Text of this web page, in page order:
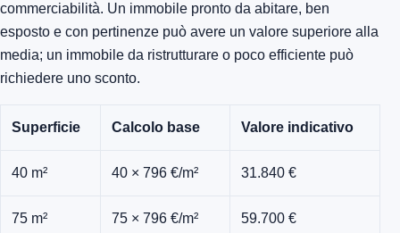
commerciabilità. Un immobile pronto da abitare, ben
esposto e con pertinenze può avere un valore superiore alla
media; un immobile da ristrutturare o poco efficiente può
richiedere uno sconto.
Superficie Calcolo base Valore indicativo
40 m² 40 × 796 €/m² 31.840 €
75 m² 75 × 796 €/m² 59.700 €